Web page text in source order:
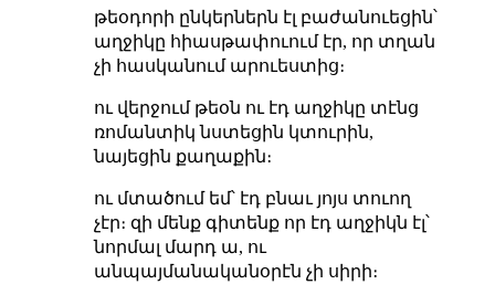
թեօդորի ընկերներն էլ բաժանուեցին՝
աղջիկը հիասթափուում էր, որ տղան
չի հասկանում արուեստից։
ու վերջում թեօն ու էդ աղջիկը տէնց
ռոմանտիկ նստեցին կտուրին,
նայեցին քաղաքին։
ու մտածում եմ՝ էդ բնաւ յոյս տուող
չէր։ զի մենք գիտենք որ էդ աղջիկն էլ՝
նորմալ մարդ ա, ու
անպայմանականօրէն չի սիրի։